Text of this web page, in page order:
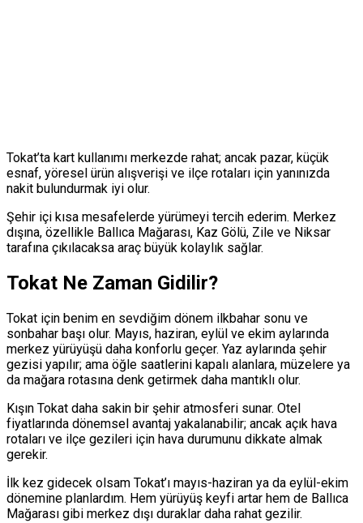
Tokat’ta kart kullanımı merkezde rahat; ancak pazar, küçük
esnaf, yöresel ürün alışverişi ve ilçe rotaları için yanınızda
nakit bulundurmak iyi olur.
Şehir içi kısa mesafelerde yürümeyi tercih ederim. Merkez
dışına, özellikle Ballıca Mağarası, Kaz Gölü, Zile ve Niksar
tarafına çıkılacaksa araç büyük kolaylık sağlar.
Tokat Ne Zaman Gidilir?
Tokat için benim en sevdiğim dönem ilkbahar sonu ve
sonbahar başı olur. Mayıs, haziran, eylül ve ekim aylarında
merkez yürüyüşü daha konforlu geçer. Yaz aylarında şehir
gezisi yapılır; ama öğle saatlerini kapalı alanlara, müzelere ya
da mağara rotasına denk getirmek daha mantıklı olur.
Kışın Tokat daha sakin bir şehir atmosferi sunar. Otel
fiyatlarında dönemsel avantaj yakalanabilir; ancak açık hava
rotaları ve ilçe gezileri için hava durumunu dikkate almak
gerekir.
İlk kez gidecek olsam Tokat’ı mayıs-haziran ya da eylül-ekim
dönemine planlardım. Hem yürüyüş keyfi artar hem de Ballıca
Mağarası gibi merkez dışı duraklar daha rahat gezilir.